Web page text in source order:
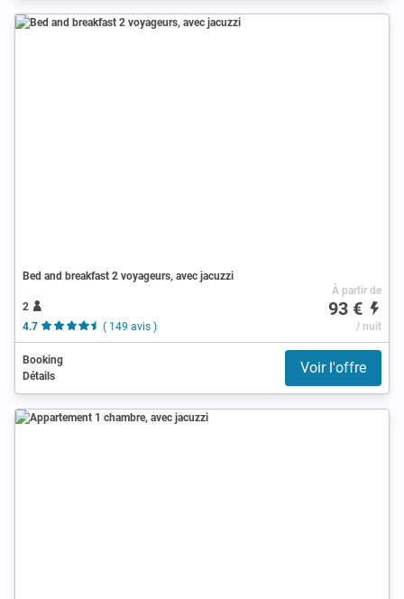
Bed and breakfast 2 voyageurs, avec jacuzzi
2
4.7
( 149 avis )
À partir de
93 €
/ nuit
Booking
Détails
Voir l'offre